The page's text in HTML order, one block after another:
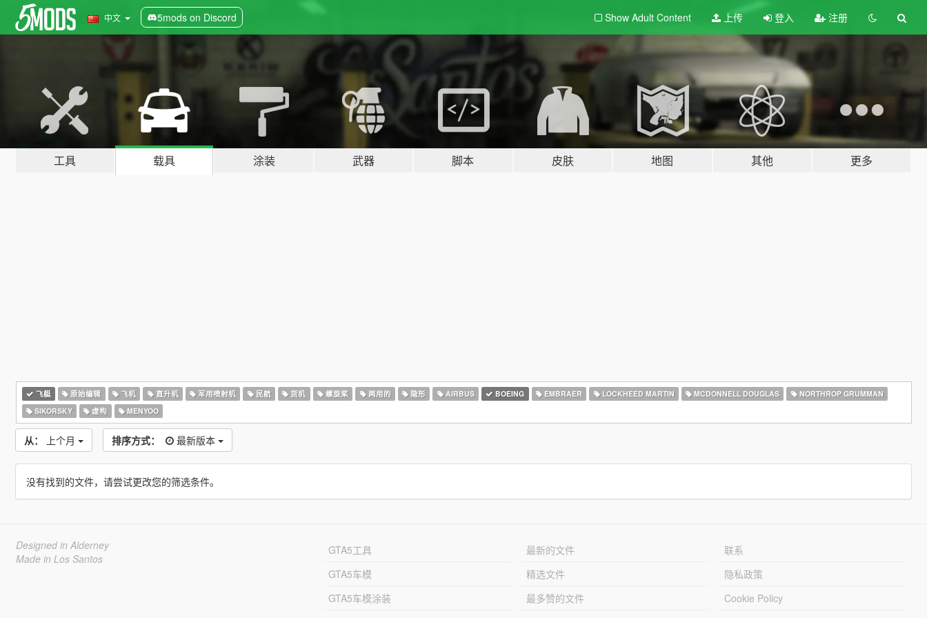
中文 5mods on Discord Show Adult Content 上传 登入 注册
工具 载具 涂装 武器 脚本 皮肤 地图 其他 更多
飞艇 原始编辑 飞机 直升机 军用喷射机 民航 货机 螺旋桨 两用的 隐形 AIRBUS BOEING EMBRAER LOCKHEED MARTIN MCDONNELL DOUGLAS
NORTHROP GRUMMAN
SIKORSKY
虚构 MENYOO
从： 上个月 排序方式： 最新版本
没有找到的文件，请尝试更改您的筛选条件。
Designed in Alderney
Made in Los Santos
GTA5工具
GTA5车模
GTA5车模涂装
最新的文件
精选文件
最多赞的文件
联系
隐私政策
Cookie Policy